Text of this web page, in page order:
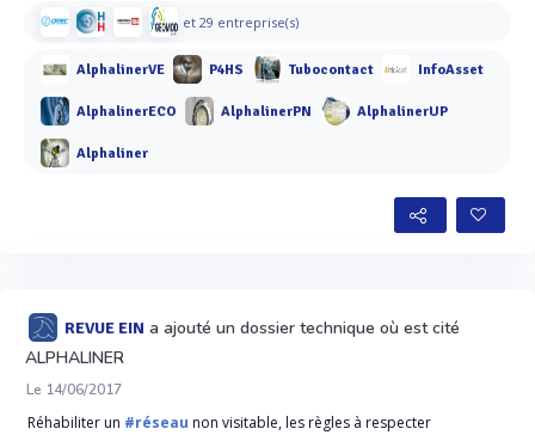
et 29 entreprise(s)
AlphalinerVE P4HS Tubocontact InfoAsset
AlphalinerECO AlphalinerPN AlphalinerUP
Alphaliner
REVUE EIN a ajouté un dossier technique où est cité
ALPHALINER
Le 14/06/2017
Réhabiliter un #réseau non visitable, les règles à respecter